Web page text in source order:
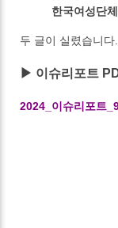
한국여성단
두 글이 실렸습니다.
▶ 이슈리포트
2024_이슈리포트